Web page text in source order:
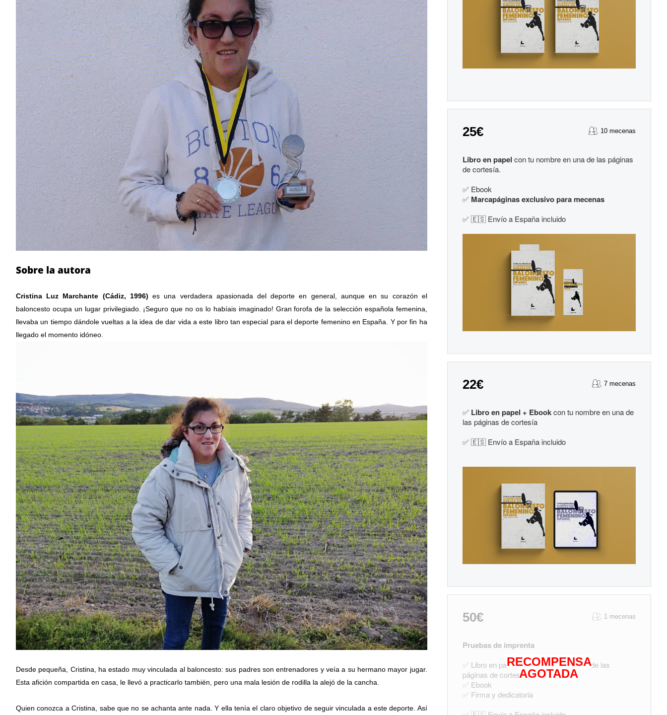
Sobre la autora
Cristina Luz Marchante (Cádiz, 1996) es una verdadera apasionada del deporte en general, aunque en su corazón el
baloncesto ocupa un lugar privilegiado. ¡Seguro que no os lo habíais imaginado! Gran forofa de la selección española femenina,
llevaba un tiempo dándole vueltas a la idea de dar vida a este libro tan especial para el deporte femenino en España. Y por fin ha
llegado el momento idóneo.
Desde pequeña, Cristina, ha estado muy vinculada al baloncesto: sus padres son entrenadores y veía a su hermano mayor jugar.
Esta afición compartida en casa, le llevó a practicarlo también, pero una mala lesión de rodilla la alejó de la cancha.
Quien conozca a Cristina, sabe que no se achanta ante nada. Y ella tenía el claro objetivo de seguir vinculada a este deporte. Así
25€ 10 mecenas
Libro en papel con tu nombre en una de las páginas
de cortesía.
✅ Ebook
✅ Marcapáginas exclusivo para mecenas
✅ 🇪🇸 Envío a España incluido
22€ 7 mecenas
✅ Libro en papel + Ebookcon tu nombre en una de
las páginas de cortesía
✅ 🇪🇸 Envío a España incluido
50€ 1 mecenas
Pruebas de imprenta
✅ Libro en papel con tu nombre en una de las
páginas de cortesía del libro
✅ Ebook
✅ Firma y dedicatoria
RECOMPENSA
AGOTADA